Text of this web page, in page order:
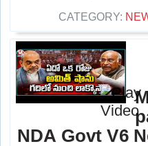
CATEGORY:
NDA Govt V6